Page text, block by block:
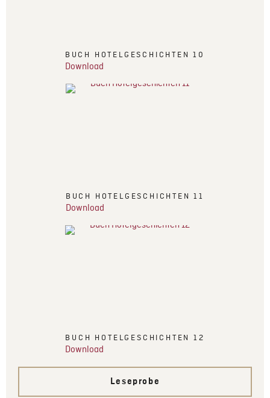
BUCH HOTELGESCHICHTEN 10
Download
BUCH HOTELGESCHICHTEN 11
Download
BUCH HOTELGESCHICHTEN 12
Download
Leseprobe